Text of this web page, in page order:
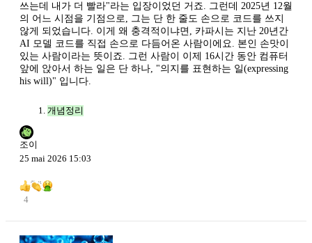
쓰는데 내가 더 빨라"라는 입장이었던 거죠. 그런데 2025년 12월
의 어느 시점을 기점으로, 그는 단 한 줄도 손으로 코드를 쓰지
않게 되었습니다. 이게 왜 충격적이냐면, 카파시는 지난 20년간
AI 모델 코드를 직접 손으로 다듬어온 사람이에요. 본인 손맛이
있는 사람이라는 뜻이죠. 그런 사람이 이제 16시간 동안 컴퓨터
앞에 앉아서 하는 일은 단 하나, "의지를 표현하는 일(expressing
his will)" 입니다.
개념정리
조이
25 mai 2026 15:03
4